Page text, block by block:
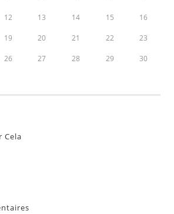
12 13 14 15 16
19 20 21 22 23
26 27 28 29 30
Cela